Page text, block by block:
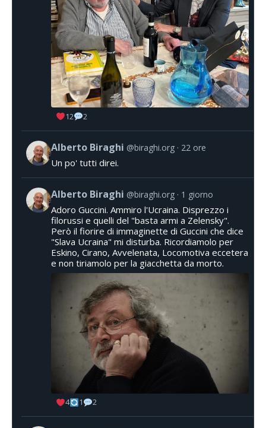
12 2
Alberto Biraghi @biraghi.org 22 ore
Un po' tutti direi.
Alberto Biraghi @biraghi.org 1 giorno
Adoro Guccini. Ammiro l'Ucraina. Disprezzo i
filorussi e quelli del "basta armi a Zelensky".
Però il fiorire di immaginette di Guccini che dice
"Slava Ucraina" mi disturba. Ricordiamolo per
Eskino, Cirano, Avvelenata, Locomotiva eccetera
e non tiriamolo per la giacchetta da morto.
4 1 2